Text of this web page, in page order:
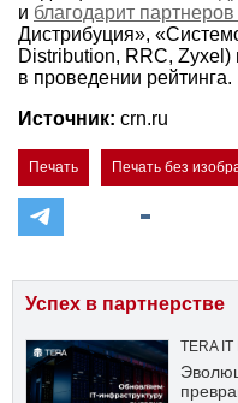
и благодарит партнеров
Дистрибуция»,
Distribution, RRC, Zyxel)
в проведении рейтинга.
Источник: crn.ru
Печать Печать без
Успех в партнерстве
TERA